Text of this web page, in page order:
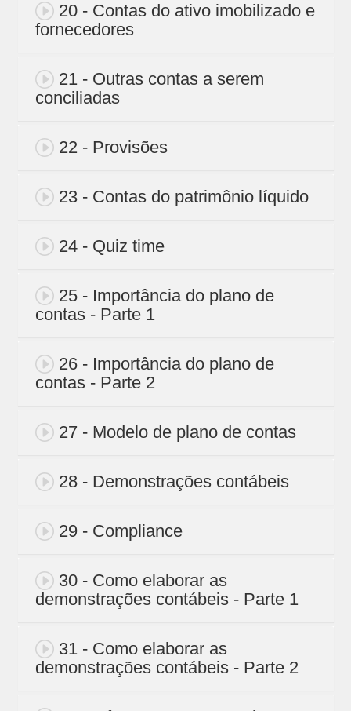
20 - Contas do ativo imobilizado e
fornecedores
21 - Outras contas a serem
conciliadas
22 - Provisões
23 - Contas do patrimônio líquido
24 - Quiz time
25 - Importância do plano de
contas - Parte 1
26 - Importância do plano de
contas - Parte 2
27 - Modelo de plano de contas
28 - Demonstrações contábeis
29 - Compliance
30 - Como elaborar as
demonstrações contábeis - Parte 1
31 - Como elaborar as
demonstrações contábeis - Parte 2